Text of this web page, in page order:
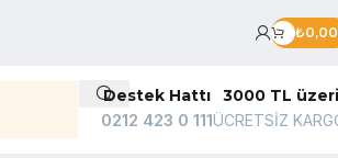
₺0,00
Destek Hattı
0212 423 0 111
3000 TL üzeri
ÜCRETSİZ